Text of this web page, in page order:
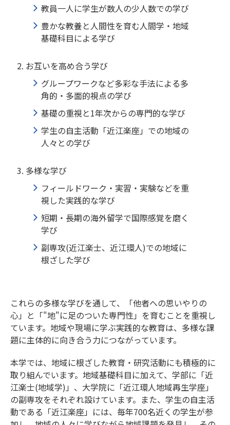
教員一人に学生が数人の少人数での学び
豊かな教養と人間性を育む人間学・地域
基礎科目による学び
お互いを高め合う学び
グループワークなど多彩な手法による多
角的・多面的視点の学び
基礎の重視と1年次からの専門的な学び
学生の自主活動「近江楽座」での地域の
人々との学び
多様な学び
フィールドワーク・実習・実験などを重
視した実践的な学び
短期・長期の海外留学で国際感覚を磨く
学び
副専攻(近江楽士、近江環人)での地域に
根ざした学び
これらの多様な学びを通して、「他者への思いやりの
心」と「"地"に足のついた専門性」を育むことを重視し
ています。地域や現場に学ぶ実践的な教育は、多様な課
題に主体的に向き合う力につながっています。
本学では、地域に根ざした教育・研究活動にも積極的に
取り組んでいます。地域基礎科目に加えて、学部に「近
江楽士(地域学)」、大学院に「近江環人地域再生学座」
の副専攻をそれぞれ設けています。また、学生の自主活
動である「近江楽座」には、毎年700名近くの学生が参